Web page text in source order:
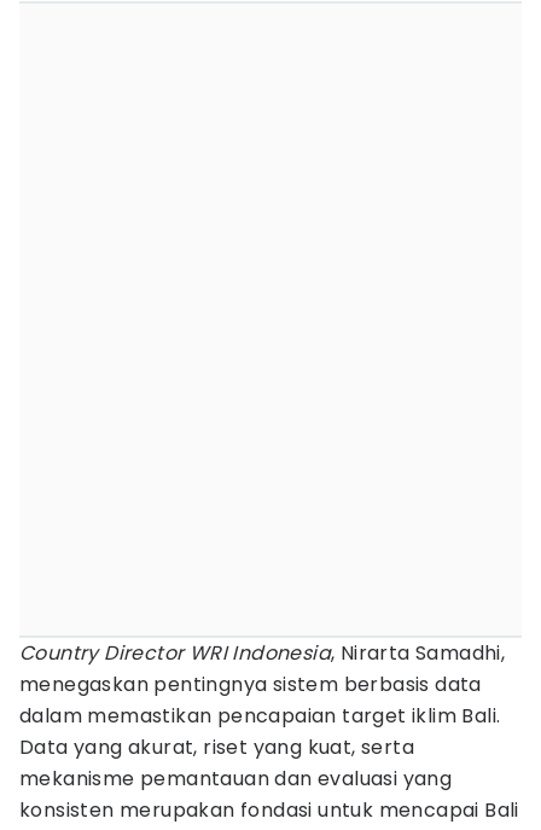
Country Director WRI Indonesia, Nirarta Samadhi,
menegaskan pentingnya sistem berbasis data
dalam memastikan pencapaian target iklim Bali.
Data yang akurat, riset yang kuat, serta
mekanisme pemantauan dan evaluasi yang
konsisten merupakan fondasi untuk mencapai Bali